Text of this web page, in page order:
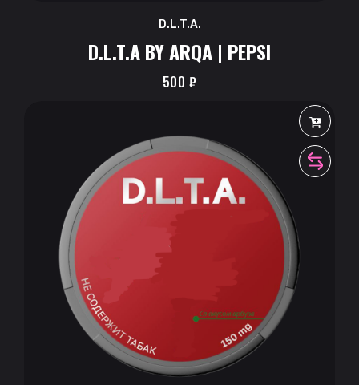
D.L.T.A.
D.L.T.A BY ARQA | PEPSI
500 ₽